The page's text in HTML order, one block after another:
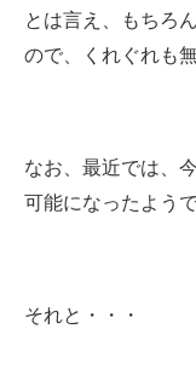
とは言え、もちろ
ので、くれぐれも
なお、最近では、
可能になったようで
それと・・・